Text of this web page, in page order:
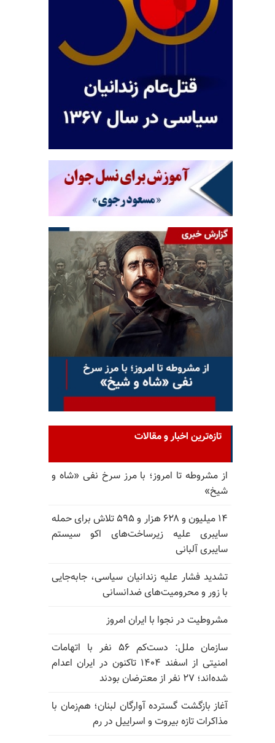
تازه‌ترین اخبار و مقالات
از مشروطه تا امروز؛ با مرز سرخ نفی «شاه و
شیخ»
۱۴ میلیون و ۶۲۸ هزار و ۵۹۵ تلاش برای حمله
سایبری علیه زیرساخت‌های اکو سیستم
سایبری آلبانی
تشدید فشار علیه زندانیان سیاسی، جابه‌جایی
با زور و محرومیت‌های ضدانسانی
مشروطیت در نجوا با ایران امروز
سازمان ملل: دست‌کم ۵۶ نفر با اتهامات
امنیتی از اسفند ۱۴۰۴ تاکنون در ایران اعدام
شده‌اند؛ ۲۷ نفر از معترضان بودند
آغاز بازگشت گسترده آوارگان لبنان؛ هم‌زمان با
مذاکرات تازه بیروت و اسراییل در رم